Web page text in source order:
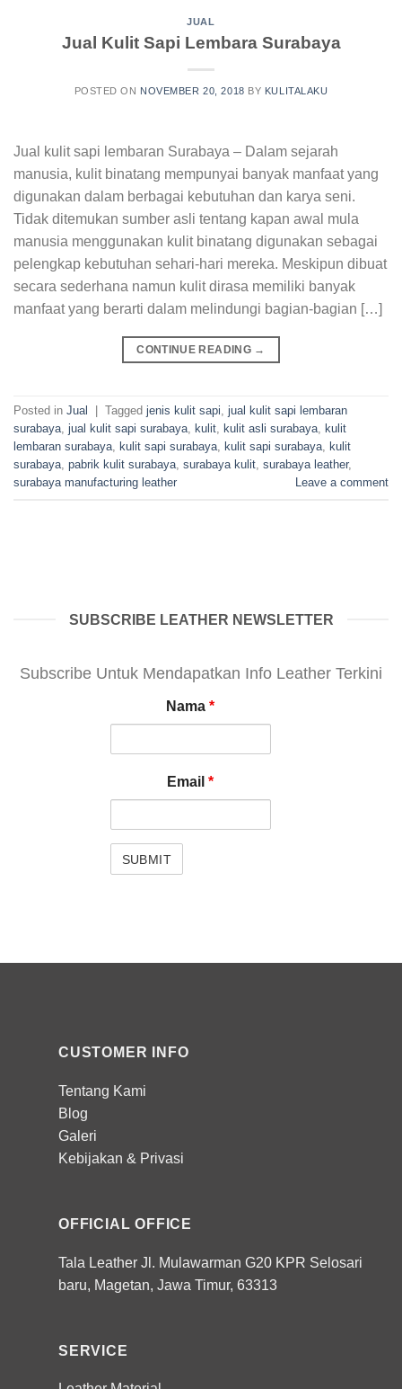
JUAL
Jual Kulit Sapi Lembara Surabaya
POSTED ON NOVEMBER 20, 2018 BY KULITALAKU
Jual kulit sapi lembaran Surabaya – Dalam sejarah
manusia, kulit binatang mempunyai banyak manfaat yang
digunakan dalam berbagai kebutuhan dan karya seni.
Tidak ditemukan sumber asli tentang kapan awal mula
manusia menggunakan kulit binatang digunakan sebagai
pelengkap kebutuhan sehari-hari mereka. Meskipun dibuat
secara sederhana namun kulit dirasa memiliki banyak
manfaat yang berarti dalam melindungi bagian-bagian […]
CONTINUE READING →
Posted in Jual Tagged jenis kulit sapi jual kulit sapi lembaran
surabaya jual kulit sapi surabaya kulit kulit asli surabaya
kulit
lembaran surabaya
kulit sapi surabaya kulit sapi surabaya
kulit
surabaya pabrik kulit surabaya surabaya kulit surabaya leather,
surabaya manufacturing leather
Leave a comment
SUBSCRIBE LEATHER NEWSLETTER
Subscribe Untuk Mendapatkan Info Leather Terkini
Nama *
Email *
CUSTOMER INFO
Tentang Kami
Blog
Galeri
Kebijakan & Privasi
OFFICIAL OFFICE
Tala Leather Jl. Mulawarman G20 KPR Selosari
baru, Magetan, Jawa Timur, 63313
SERVICE